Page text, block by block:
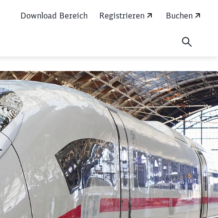
Download Bereich Registrieren Buchen